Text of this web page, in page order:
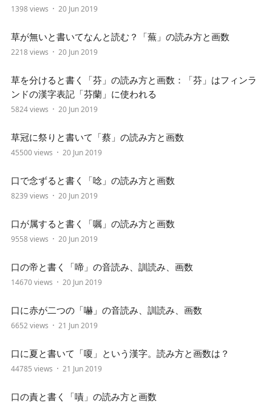
1398 views 20 Jun 2019
草が無いと書いてなんと読む？「蕪」の読み方と画数
2218 views 20 Jun 2019
草を分けると書く「芬」の読み方と画数：「芬」はフィンラ
ンドの漢字表記「芬蘭」に使われる
5824 views 20 Jun 2019
草冠に祭りと書いて「蔡」の読み方と画数
45500 views 20 Jun 2019
口で念ずると書く「唸」の読み方と画数
8239 views 20 Jun 2019
口が属すると書く「嘱」の読み方と画数
9558 views 20 Jun 2019
口の帝と書く「啼」の音読み、訓読み、画数
14670 views 20 Jun 2019
口に赤が二つの「嚇」の音読み、訓読み、画数
6652 views 21 Jun 2019
口に夏と書いて「嗄」という漢字。読み方と画数は？
44785 views 21 Jun 2019
口の責と書く「嘖」の読み方と画数